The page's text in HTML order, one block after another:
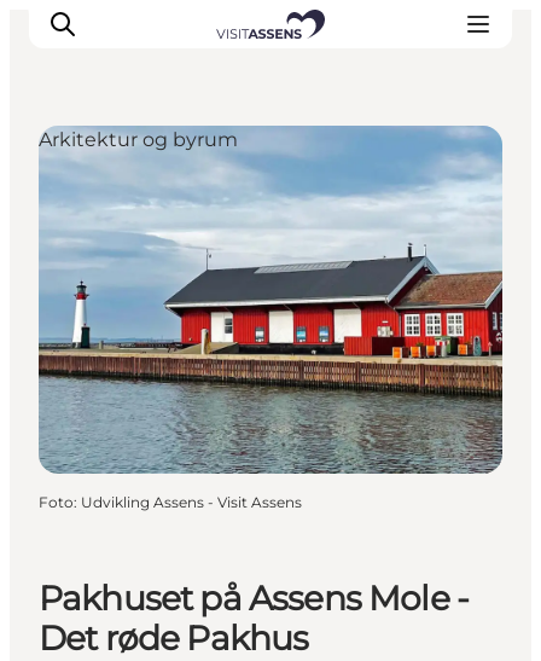
Overnatning
Oplevelser
Spis & drik
Det sker
Åbningstider
Pakhuset på Assens Mole -
Det røde Pakhus
Arkitektur og byrum
Foto: Udvikling Assens - Visit Assens